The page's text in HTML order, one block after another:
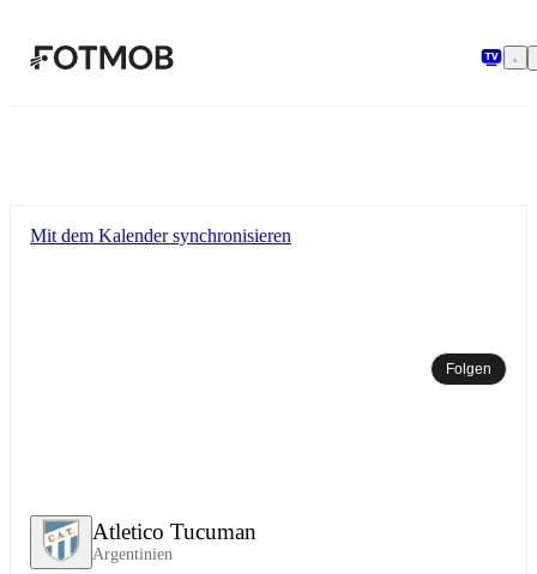
Atletico Tucuman
Argentinien
Mit dem Kalender synchronisieren
Folgen